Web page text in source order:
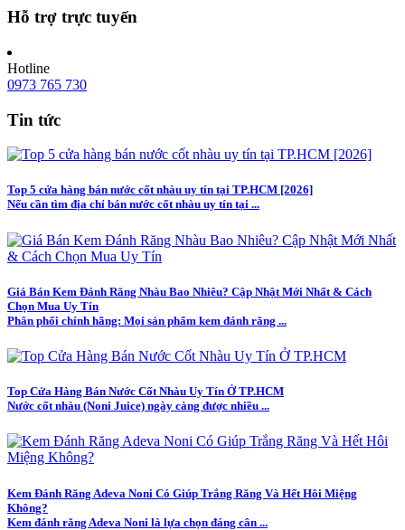
Hỗ trợ trực tuyến
Hotline
0973 765 730
Tin tức
Top 5 cửa hàng bán nước cốt nhàu uy tín tại TP.HCM [2026]
Nếu cần tìm địa chỉ bán nước cốt nhàu uy tín tại ...
Giá Bán Kem Đánh Răng Nhàu Bao Nhiêu? Cập Nhật Mới Nhất & Cách
Chọn Mua Uy Tín
Phân phối chính hãng: Mọi sản phẩm kem đánh răng ...
Top Cửa Hàng Bán Nước Cốt Nhàu Uy Tín Ở TP.HCM
Nước cốt nhàu (Noni Juice) ngày càng được nhiều ...
Kem Đánh Răng Adeva Noni Có Giúp Trắng Răng Và Hết Hôi Miệng
Không?
Kem đánh răng Adeva Noni là lựa chọn đáng cân ...